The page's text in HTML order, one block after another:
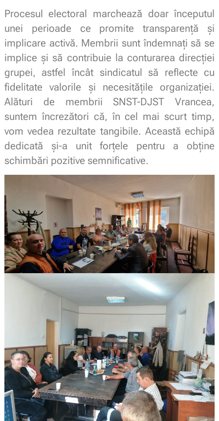
Procesul electoral marchează doar începutul
unei perioade ce promite transparență și
implicare activă. Membrii sunt îndemnați să se
implice și să contribuie la conturarea direcției
grupei, astfel încât sindicatul să reflecte cu
fidelitate valorile și necesitățile organizației.
Alături de membrii SNST-DJST Vrancea,
suntem încrezători că, în cel mai scurt timp,
vom vedea rezultate tangibile. Această echipă
dedicată și-a unit forțele pentru a obține
schimbări pozitive semnificative.